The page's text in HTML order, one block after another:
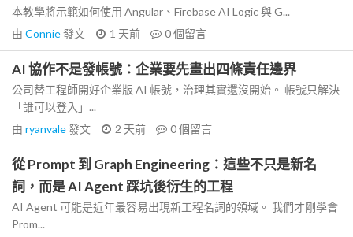
本教學將示範如何使用 Angular、Firebase AI Logic 與 G...
由 Connie發文 1 天前 0個留言
AI 協作不是發帳號：企業要先畫出四條責任邊界
公司替工程師開好企業版 AI 帳號，治理其實還沒開始。 帳號只解決
「誰可以登入」...
由 ryanvale發文 2 天前 0個留言
從 Prompt 到 Graph Engineering：這些不只是新名
詞，而是 AI Agent 踩坑後衍生的工程
AI Agent 可能是近年最容易出現新工程名詞的領域。 我們才剛學會
Prom...